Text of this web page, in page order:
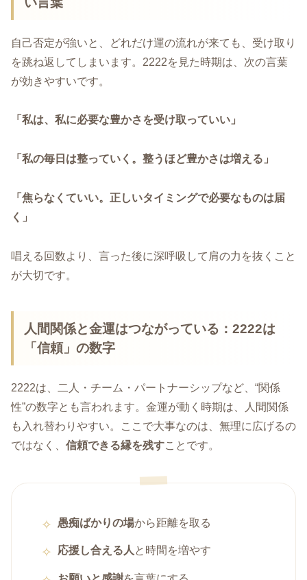
自己否定が強いと、どれだけ運の流れが来ても、受け取り
を跳ね返してしまいます。2222を見た時期は、次の言葉
が効きやすいです。
「私は、私に必要な豊かさを受け取っていい」
「私の毎日は整っていく。整うほど豊かさは増える」
「焦らなくていい。正しいタイミングで必要なものは届
く」
唱える回数より、言った後に深呼吸して肩の力を抜くこと
が大切です。
人間関係と金運はつながっている：2222は
「信頼」の数字
2222は、二人・チーム・パートナーシップなど、“関係
性”の数字とも言われます。金運が動く時期は、人間関係
も入れ替わりやすい。ここで大事なのは、無理に広げるの
ではなく、 信頼できる縁を残すことです。
愚痴ばかりの場から距離を取る
応援し合える人と時間を増やす